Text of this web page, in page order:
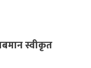
स्वीकृत